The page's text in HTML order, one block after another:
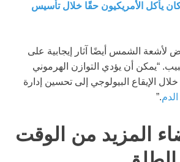
ماذا كان يأكل الأمريكيون حقًا خلال تأسيس
لأشعة الشمس أيضًا آثار إيجابية على
“يمكن أن يؤدي التوازن الهرموني
الإيقاع البيولوجي إلى تحسين إدارة
.”
قضاء المزيد من الوقت